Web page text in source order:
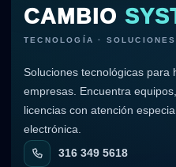
CAMBIO
TECNOLOGÍA ·
Soluciones tecnológicas para
empresas. Encuentra
licencias con atención
electrónica.
316 349 5618